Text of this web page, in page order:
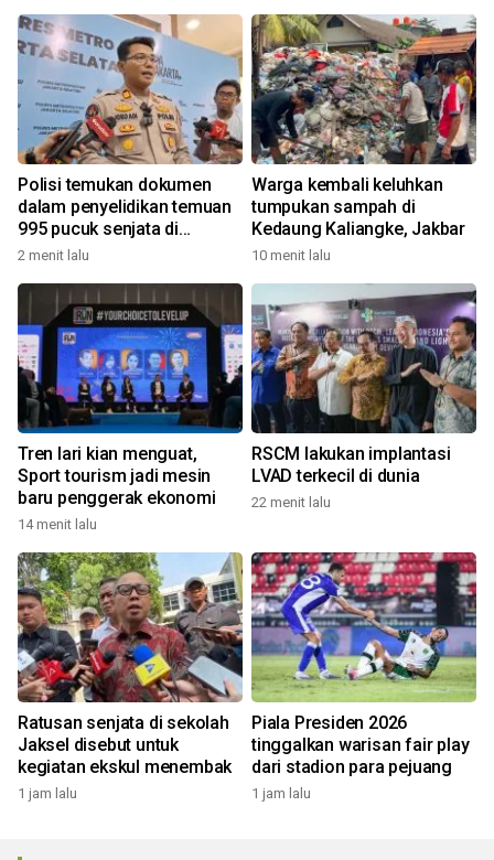
Polisi temukan dokumen
dalam penyelidikan temuan
995 pucuk senjata di
sekolah
2 menit lalu
Warga kembali keluhkan
tumpukan sampah di
Kedaung Kaliangke, Jakbar
10 menit lalu
Tren lari kian menguat,
Sport tourism jadi mesin
baru penggerak ekonomi
14 menit lalu
RSCM lakukan implantasi
LVAD terkecil di dunia
22 menit lalu
Ratusan senjata di sekolah
Jaksel disebut untuk
kegiatan ekskul menembak
1 jam lalu
Piala Presiden 2026
tinggalkan warisan fair play
dari stadion para pejuang
1 jam lalu